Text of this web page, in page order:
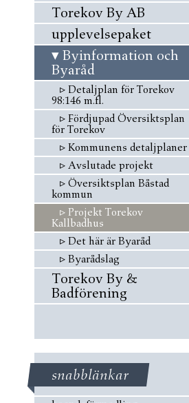
Torekov By AB
upplevelsepaket
▾ Byinformation och
Byaråd
▹ Detaljplan för Torekov
98:146 m.fl.
▹ Fördjupad Översiktsplan
för Torekov
▹ Kommunens detaljplaner
▹ Avslutade projekt
▹ Översiktsplan Båstad
kommun
▹ Projekt Torekov
Kallbadhus
▹ Det här är Byaråd
▹ Byarådslag
Torekov By &
Badförening
snabblänkar